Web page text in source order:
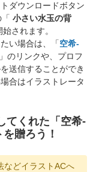
ダウンロードボタン
小さい水玉の背
されます。
い場合は、「空希-
のリンクや、プロフ
送信することができ
合はイラストレータ
てくれた「空希-
贈ろう！
などイラストACへ